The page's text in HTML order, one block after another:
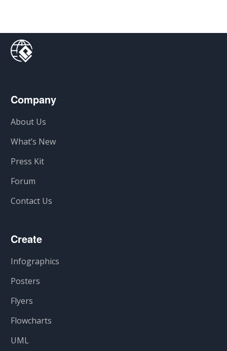
Company
About Us
What’s New
Press Kit
Forum
Contact Us
Create
Infographics
Posters
Flyers
Flowcharts
UML